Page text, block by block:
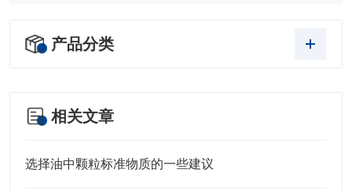
产品分类
相关文章
选择油中颗粒标准物质的一些建议